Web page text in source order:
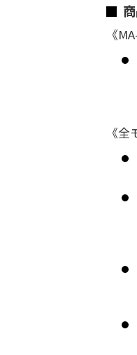
《
《全